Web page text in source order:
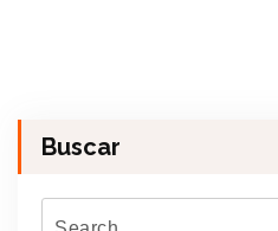
Buscar